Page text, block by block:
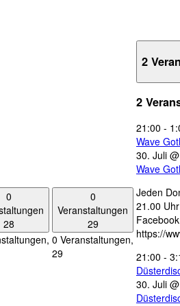
0
28
0
Veranstaltungen
29
0 Veranstaltungen,
29
2
2
21:00 -
Wave
30. Juli
Wave
Jeden
21.00
https://
21:00 -
30. Juli